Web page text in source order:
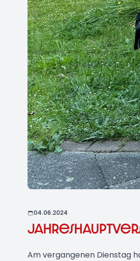
Ehrensenatoren
Galerie
News & Termine
Werde Mitglied
04.06.2024
Am vergangenen Dienstag